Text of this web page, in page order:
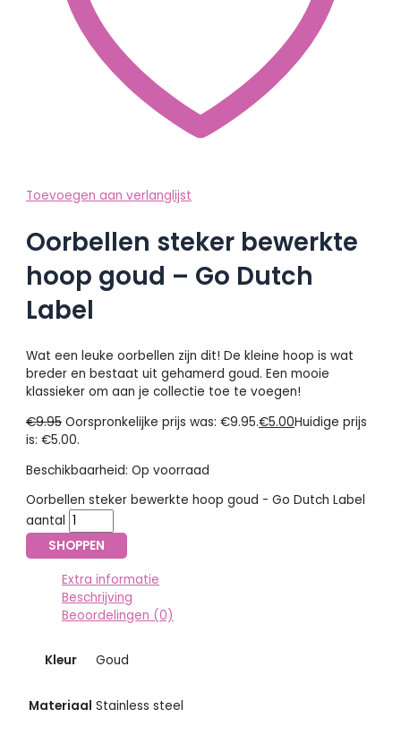
Toevoegen aan verlanglijst
Oorbellen steker bewerkte
hoop goud – Go Dutch
Label
Wat een leuke oorbellen zijn dit! De kleine hoop is wat
breder en bestaat uit gehamerd goud. Een mooie
klassieker om aan je collectie toe te voegen!
€9.95 Oorspronkelijke prijs was: €9.95.€5.00Huidige prijs
is: €5.00.
Beschikbaarheid: Op voorraad
Oorbellen steker bewerkte hoop goud - Go Dutch Label
aantal
SHOPPEN
Extra informatie
Beschrijving
Beoordelingen (0)
Kleur Goud
Materiaal Stainless steel